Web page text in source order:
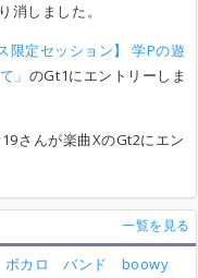
消しました。
定セッション】 学Pの遊
」 のGt1にエントリーしま
さんが楽曲XのGt2にエン
一覧を見る
ボカロ バンド
boowy